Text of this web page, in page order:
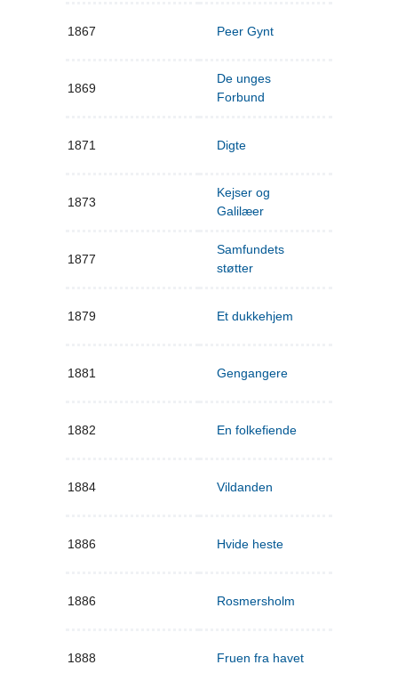
1867 Peer Gynt
1869
De unges
Forbund
1871 Digte
1873
Kejser og
Galilæer
1877
Samfundets
støtter
1879 Et dukkehjem
1881 Gengangere
1882 En folkefiende
1884 Vildanden
1886 Hvide heste
1886 Rosmersholm
1888 Fruen fra havet